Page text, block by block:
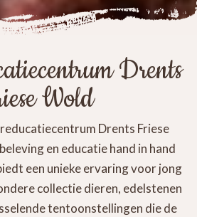
Drents
Wold
Drents Friese
en educatie hand in hand
een unieke ervaring voor jong
collectie dieren, edelstenen
tentoonstellingen die de